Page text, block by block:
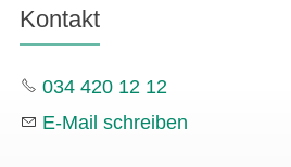
Kontakt
034 420 12 12
E-Mail schreiben